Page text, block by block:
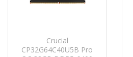
Crucial
CP32G64C40U5B Pro